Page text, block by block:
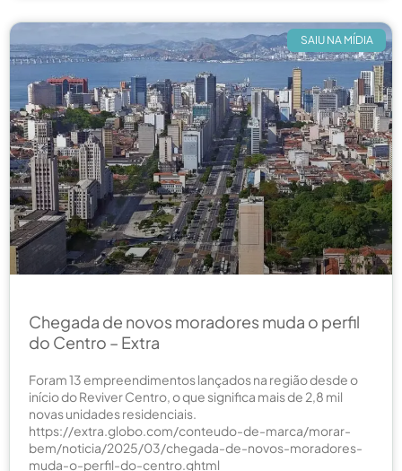
SAIU NA MÍDIA
Chegada de novos moradores muda o perfil
do Centro – Extra
Foram 13 empreendimentos lançados na região desde o
início do Reviver Centro, o que significa mais de 2,8 mil
novas unidades residenciais.
https://extra.globo.com/conteudo-de-marca/morar-
bem/noticia/2025/03/chegada-de-novos-moradores-
muda-o-perfil-do-centro.ghtml